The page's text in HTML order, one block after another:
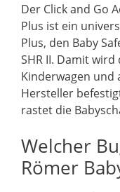
Der Click and Go
Plus ist ein
Plus, den Baby
SHR II. Damit
Kinderwagen und
Hersteller
rastet die
Welcher
Römer